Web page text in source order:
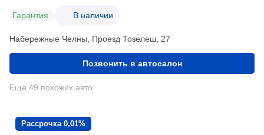
Гарантия В наличии
Набережные Челны, Проезд ​Тозелеш, 27
Позвонить в автосалон
Еще 49 похожих авто
Рассрочка 0,01%